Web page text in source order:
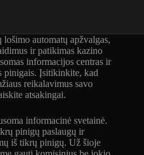
lošimo automatų apžvalgas,
ir patikimas kazino
informacijos centras ir
pinigais. Įsitikinkite, kad
reikalavimus savo
atsakingai.
informacinė svetainė.
pinigų paslaugų ir
iš tikrų pinigų. Už šioje